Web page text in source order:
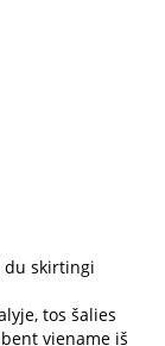
du skirtingi
tos šalies
viename iš